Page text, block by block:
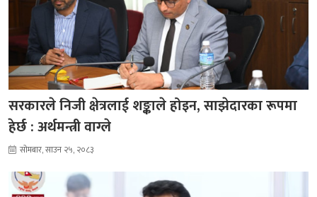
सरकारले निजी क्षेत्रलाई शङ्काले होइन, साझेदारका रूपमा
हेर्छ : अर्थमन्त्री वाग्ले
सोमबार, साउन २५, २०८३